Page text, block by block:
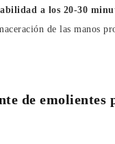
a los 20-30
de las manos
de